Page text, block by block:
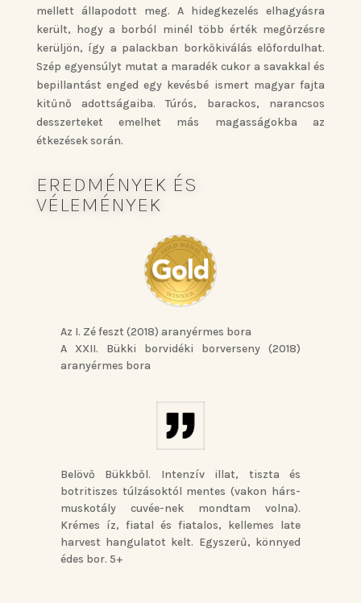
mellett állapodott meg. A hidegkezelés elhagyásra
került, hogy a borból minél több érték megőrzésre
kerüljön, így a palackban borkőkiválás előfordulhat.
Szép egyensúlyt mutat a maradék cukor a savakkal és
bepillantást enged egy kevésbé ismert magyar fajta
kitűnő adottságaiba. Túrós, barackos, narancsos
desszerteket emelhet más magasságokba az
étkezések során.
EREDMÉNYEK ÉS
VÉLEMÉNYEK
Az I. Zé feszt (2018) aranyérmes bora
A XXII. Bükki borvidéki borverseny (2018)
aranyérmes bora
Belövő Bükkből. Intenzív illat, tiszta és
botritiszes túlzásoktól mentes (vakon hárs-
muskotály cuvée-nek mondtam volna).
Krémes íz, fiatal és fiatalos, kellemes late
harvest hangulatot kelt. Egyszerű, könnyed
édes bor. 5+